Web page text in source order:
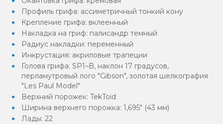
Профиль грифа: ассиметричный тонкий кону
Крепление грифа: вклеенный
Накладка на гриф: палисандр темный
Радиус накладки: переменный
Инкрустация: акриловые трапеции
Голова грифа: SP1–B, наклон 17 градусов,
перламутровый лого "Gibson", золотая шелкография
"Les Paul Model"
Верхний порожек: TekToid
Ширина верхнего порожка: 1,695" (43 мм)
Лады: 22